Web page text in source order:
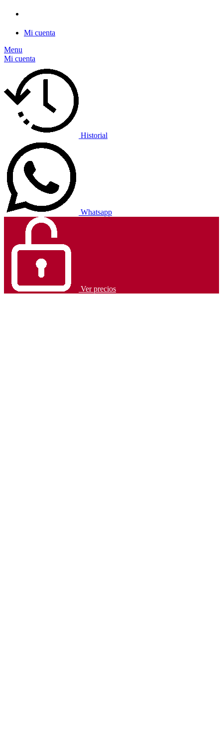
Mi cuenta
Menu
Mi cuenta
Historial
Whatsapp
Ver precios